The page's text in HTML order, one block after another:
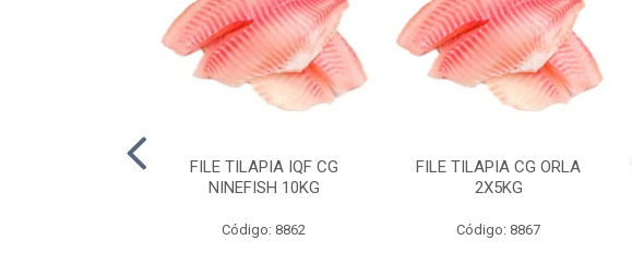
FILE TILAPIA IQF CG
NINEFISH 10KG
Código: 8862
FILE TILAPIA CG ORLA
2X5KG
Código: 8867